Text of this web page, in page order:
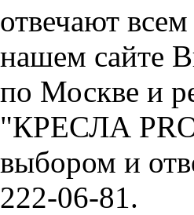
отвечают
нашем сайте
по Москве и
"КРЕСЛА
выбором и
222-06-81.